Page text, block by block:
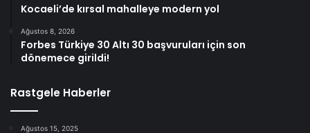
Kocaeli’de kırsal mahalleye modern yol
Ağustos 8, 2026
Forbes Türkiye 30 Altı 30 başvuruları için son
dönemece girildi!
Rastgele Haberler
Ağustos 15, 2025